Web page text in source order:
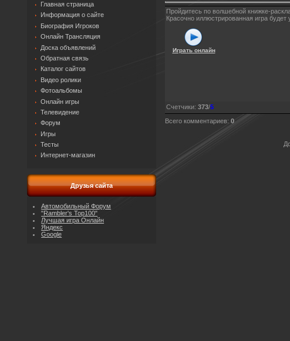
Главная страница
Информация о сайте
Биография Игроков
Онлайн Трансляция
Доска объявлений
Обратная связь
Каталог сайтов
Видео ролики
Фотоальбомы
Онлайн игры
Телевидение
Форум
Игры
Тесты
Интернет-магазин
Друзья сайта
Автомобильный Форум
"Rambler's Top100"
Лучшая игра Онлайн
Яндекс
Google
Пройдитесь по волшебной книжке-
Красочно иллюстрированная игра
Играть онлайн
Счетчики: 373/5
Всего комментариев: 0